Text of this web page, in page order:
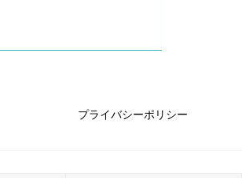
プライバシーポリシー